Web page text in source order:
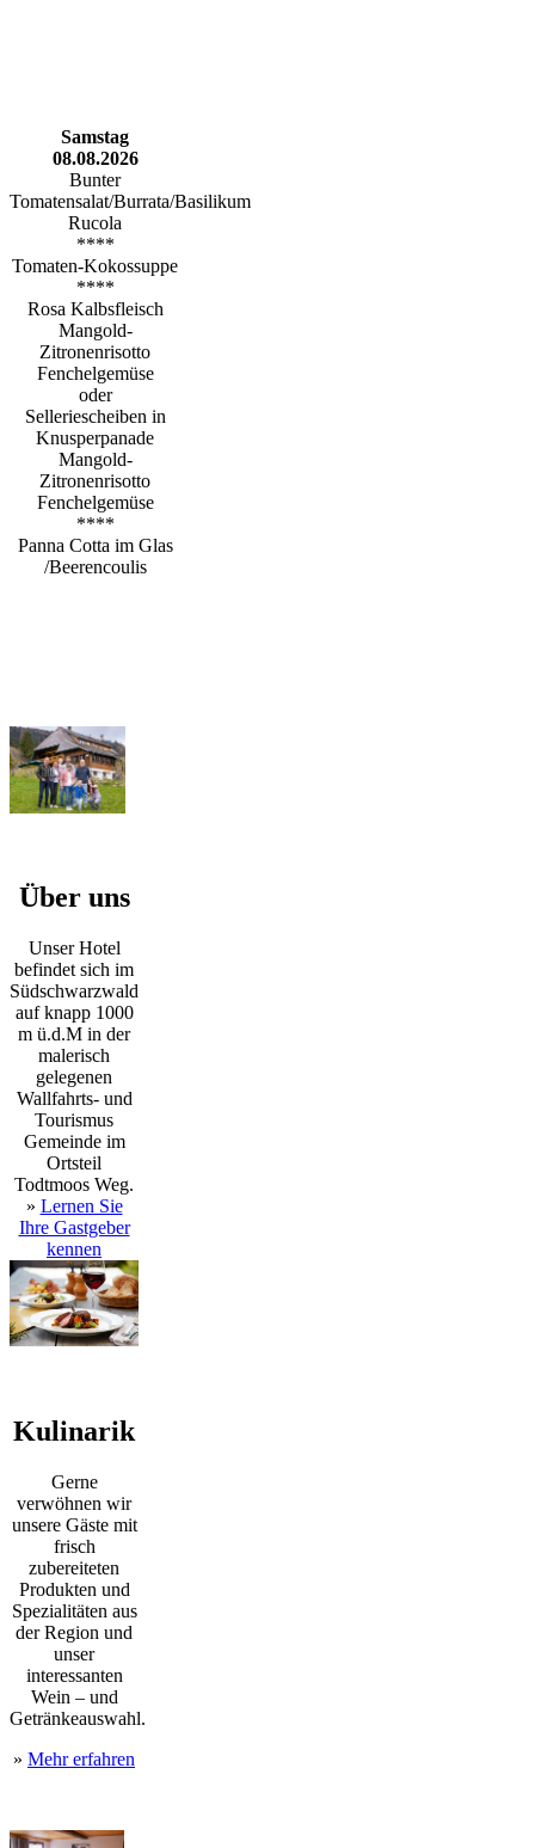
Samstag
08.08.2026
Bunter
Tomatensalat/Burrata/Basilikum
Rucola
****
Tomaten-Kokossuppe
****
Rosa Kalbsfleisch
Mangold-
Zitronenrisotto
Fenchelgemüse
oder
Selleriescheiben in
Knusperpanade
Mangold-
Zitronenrisotto
Fenchelgemüse
****
Panna Cotta im Glas
/Beerencoulis
Über uns
Unser Hotel
befindet sich im
Südschwarzwald
auf knapp 1000
m ü.d.M in der
malerisch
gelegenen
Wallfahrts- und
Tourismus
Gemeinde im
Ortsteil
Todtmoos Weg.
» Lernen Sie
Ihre Gastgeber
kennen
Kulinarik
Gerne
verwöhnen wir
unsere Gäste mit
frisch
zubereiteten
Produkten und
Spezialitäten aus
der Region und
unser
interessanten
Wein – und
Getränkeauswahl.
» Mehr erfahren